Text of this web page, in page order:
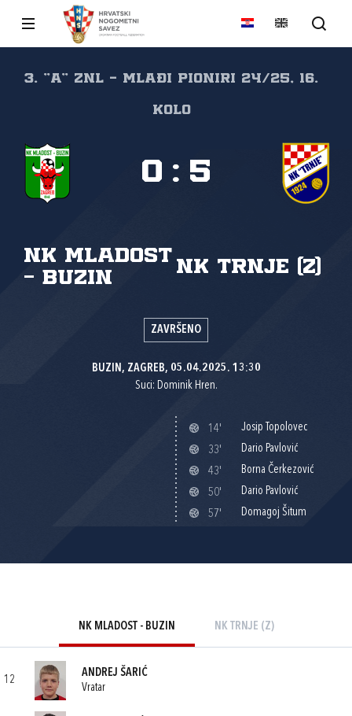
3. "A" ZNL - MLAĐI PIONIRI 24/25, 16.
kolo
NK Mladost
- Buzin
NK Trnje (Z)
0 : 5
ZAVRŠENO
BUZIN, ZAGREB, 05.04.2025. 13:30
Suci: Dominik Hren.
14'
Josip Topolovec
33'
Dario Pavlović
43'
Borna Čerkezović
50'
Dario Pavlović
57'
Domagoj Šitum
NK MLADOST - BUZIN NK TRNJE (Z)
12
ANDREJ ŠARIĆ
Vratar